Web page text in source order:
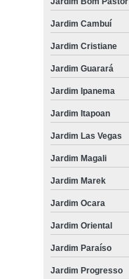
Jardim Cambuí
Jardim Cristiane
Jardim Guarará
Jardim Ipanema
Jardim Itapoan
Jardim Las Vegas
Jardim Magali
Jardim Marek
Jardim Ocara
Jardim Oriental
Jardim Paraíso
Jardim Progresso